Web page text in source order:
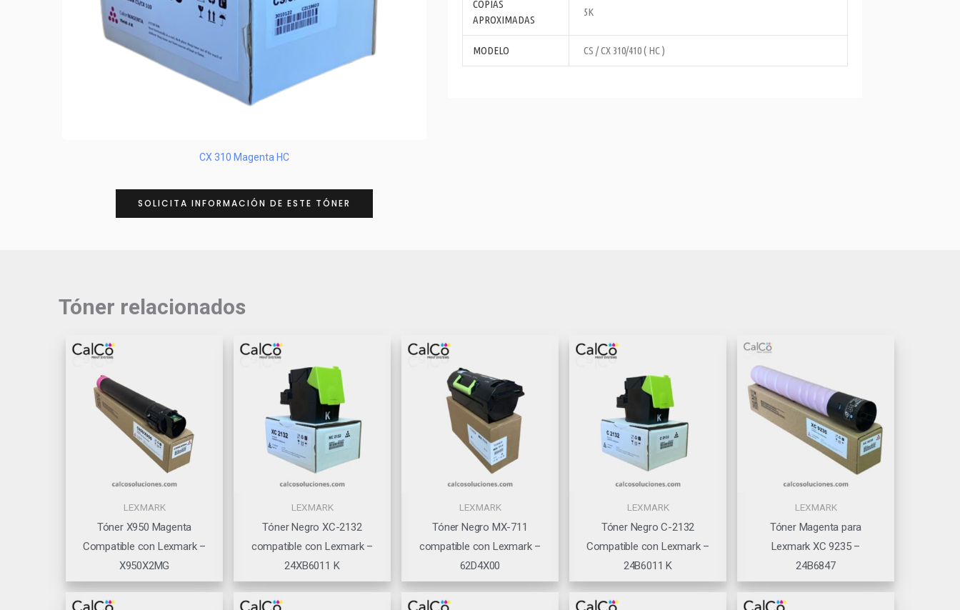
CX 310 Magenta HC
SOLICITA INFORMACIÓN DE ESTE TÓNER
COPIAS
APROXIMADAS
5K
MODELO CS / CX 310/410 ( HC )
Tóner relacionados
LEXMARK
Tóner X950 Magenta
Compatible con Lexmark –
X950X2MG
LEXMARK
Tóner Negro XC-2132
compatible con Lexmark –
24XB6011 K
LEXMARK
Tóner Negro MX-711
compatible con Lexmark –
62D4X00
LEXMARK
Tóner Negro C-2132
Compatible con Lexmark –
24B6011 K
LEXMARK
Tóner Magenta para
Lexmark XC 9235 –
24B6847